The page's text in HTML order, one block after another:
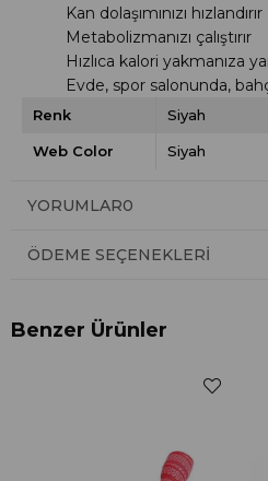
Kan dolaşımınızı hızlandırır
Metabolizmanızı çalıştırır
Hızlıca kalori yakmanıza
Evde, spor salonunda,
Renk Siyah
Web Color Siyah
YORUMLAR0
ÖDEME SEÇENEKLERI
Benzer Ürünler